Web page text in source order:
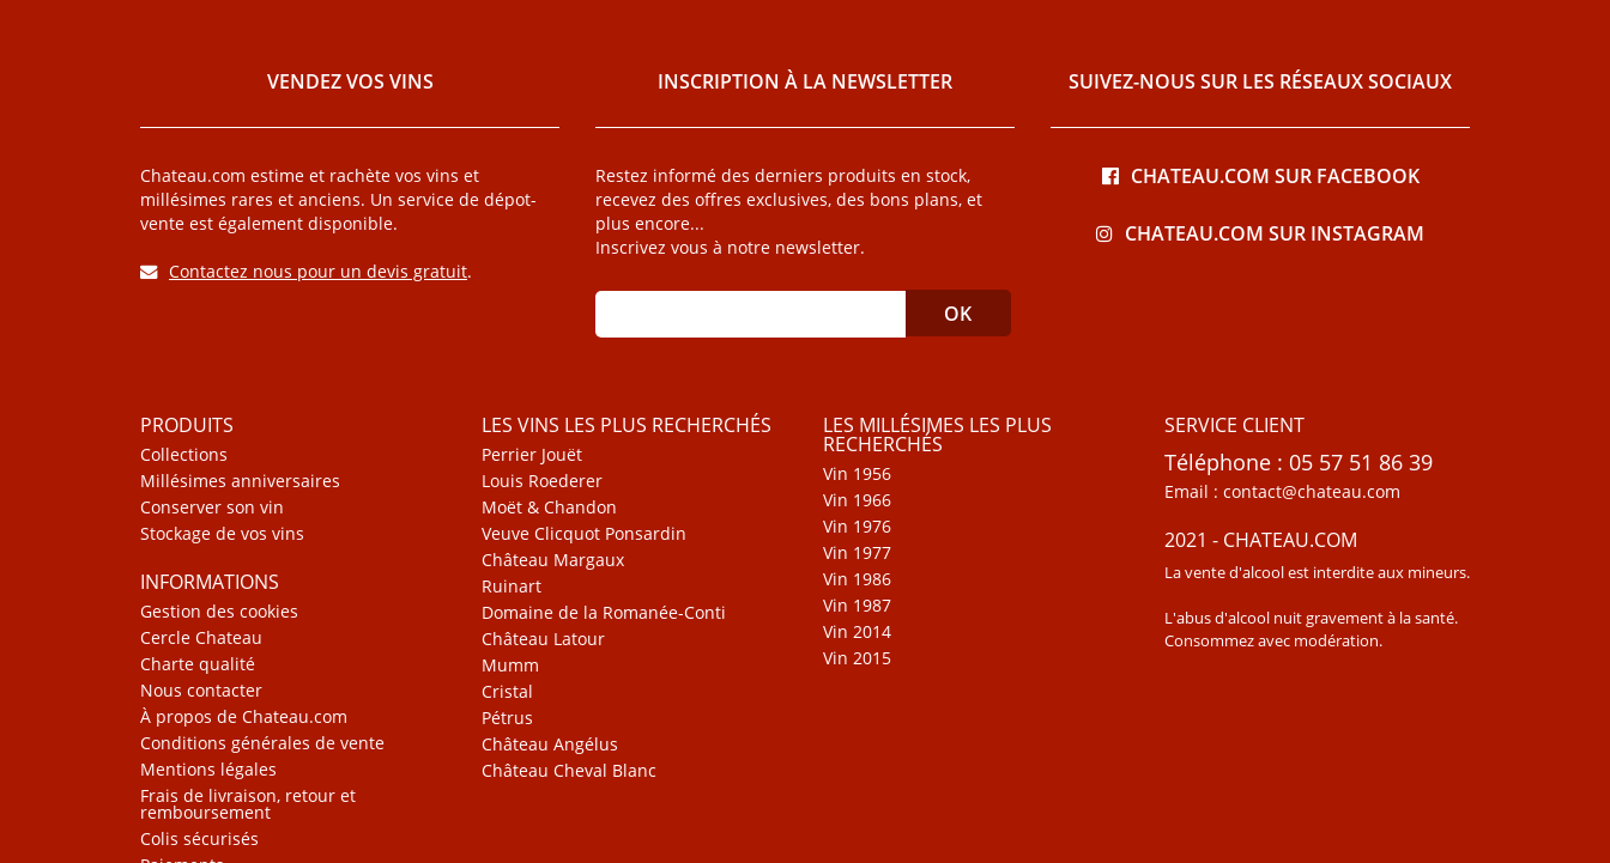
VENDEZ VOS VINS
Chateau.com estime et rachète vos vins et
millésimes rares et anciens. Un service de dépot-
vente est également disponible.
Contactez nous pour un devis gratuit.
INSCRIPTION À LA NEWSLETTER
Restez informé des derniers produits en stock,
recevez des offres exclusives, des bons plans, et
plus encore...
Inscrivez vous à notre newsletter.
SUIVEZ-NOUS SUR LES RÉSEAUX SOCIAUX
CHATEAU.COM SUR FACEBOOK
CHATEAU.COM SUR INSTAGRAM
PRODUITS
Collections
Millésimes anniversaires
Conserver son vin
Stockage de vos vins
INFORMATIONS
Gestion des cookies
Cercle Chateau
Charte qualité
Nous contacter
À propos de Chateau.com
Conditions générales de vente
Mentions légales
Frais de livraison, retour et
remboursement
Colis sécurisés
LES VINS LES PLUS RECHERCHÉS
Perrier Jouët
Louis Roederer
Moët & Chandon
Veuve Clicquot Ponsardin
Château Margaux
Ruinart
Domaine de la Romanée-Conti
Château Latour
Mumm
Cristal
Pétrus
Château Angélus
Château Cheval Blanc
LES MILLÉSIMES LES PLUS
RECHERCHÉS
Vin 1956
Vin 1966
Vin 1976
Vin 1977
Vin 1986
Vin 1987
Vin 2014
Vin 2015
SERVICE CLIENT
Téléphone : 05 57 51 86 39
Email : contact@chateau.com
2021 - CHATEAU.COM
La vente d'alcool est interdite aux mineurs.
L'abus d'alcool nuit gravement à la santé.
Consommez avec modération.